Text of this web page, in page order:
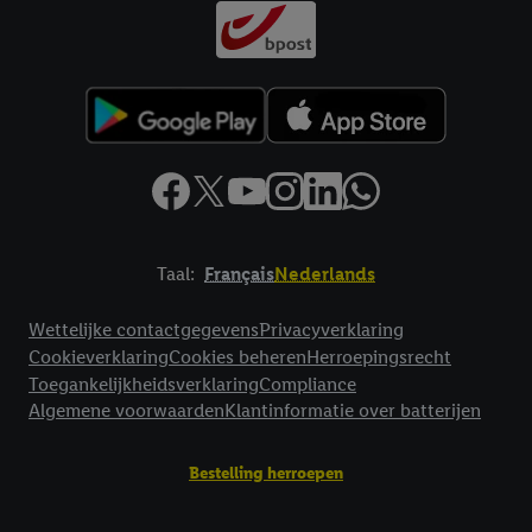
Taal: FrançaisNederlands
Wettelijke contactgegevensPrivacyverklaring
CookieverklaringCookies beherenHerroepingsrecht
ToegankelijkheidsverklaringCompliance
Algemene voorwaardenKlantinformatie over batterijen
Bestelling herroepen